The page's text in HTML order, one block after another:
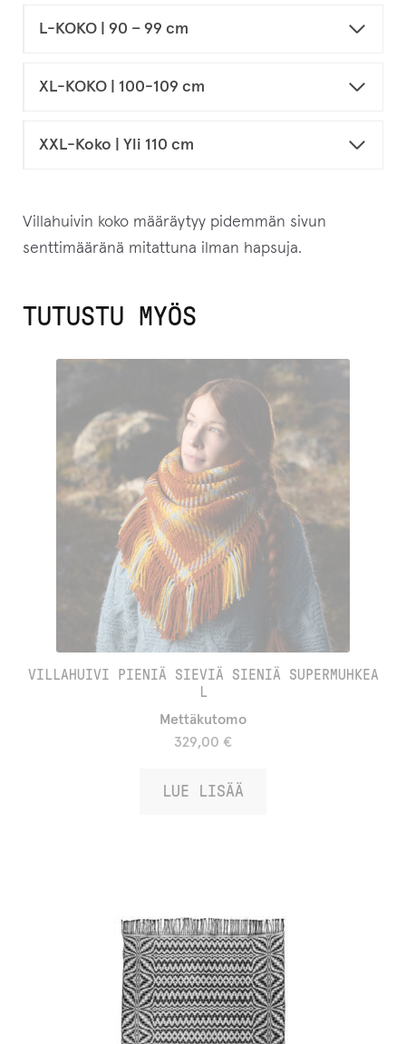
L-KOKO | 90 – 99 cm
XL-KOKO | 100-109 cm
XXL-Koko | Yli 110 cm
Villahuivin koko määräytyy pidemmän sivun
senttimääränä mitattuna ilman hapsuja.
TUTUSTU MYÖS
VILLAHUIVI PIENIÄ SIEVIÄ SIENIÄ SUPERMUHKEA
L
Mettäkutomo
329,00 €
LUE LISÄÄ